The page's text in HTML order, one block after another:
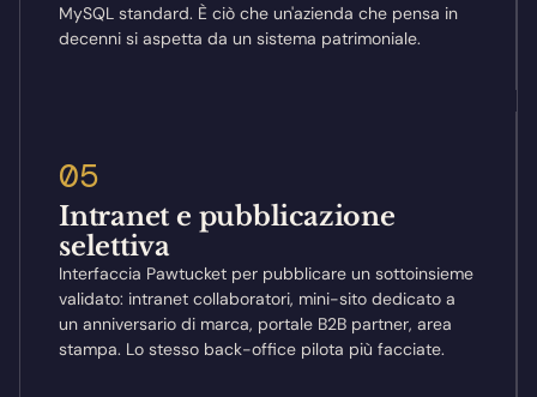
MySQL standard. È ciò che un'azienda che pensa in
decenni si aspetta da un sistema patrimoniale.
05
Intranet e pubblicazione
selettiva
Interfaccia Pawtucket per pubblicare un sottoinsieme
validato: intranet collaboratori, mini-sito dedicato a
un anniversario di marca, portale B2B partner, area
stampa. Lo stesso back-office pilota più facciate.